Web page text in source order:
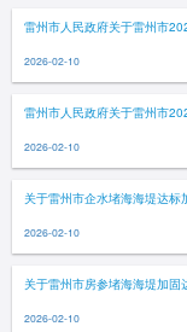
雷州市人民政府关于雷州市
2026-02-10
雷州市人民政府关于雷州市
2026-02-10
关于雷州市企水堵海海堤达
2026-02-10
关于雷州市房参堵海海堤加
2026-02-10